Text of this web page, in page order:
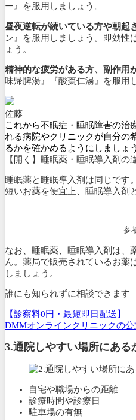
ー 』を服用しましょう。
昼夜逆転が続いている方や朝起
ン 』を服用しましょう。即効性
ょう。
精神的な疲労がある方、副作用
味帰脾湯』『酸棗仁湯』を服用
佐藤
これから不眠症・睡眠障害の治
れる病院やクリニックが自分の
るかを確かめるようにしましょ
【開く】睡眠薬・睡眠導入剤の
睡眠薬と睡眠導入剤は同じです
短いお薬を便宜上、睡眠導入剤
参
なお、睡眠薬、睡眠導入剤は、
ん。薬局で販売されているお薬
しましょう。
誰にも知られずに相談できます
【診察料0円・最短即日配送】
DMMオンラインクリニックの公
3.通院しやすい場所にある
自宅や職場からの距離
診療時間や診療日
駐車場の有無